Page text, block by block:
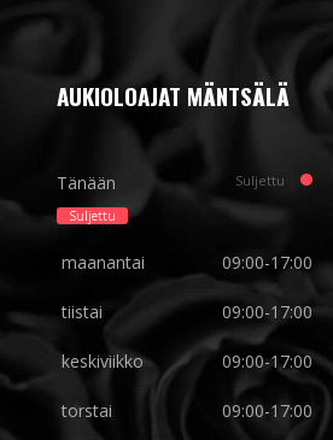
AUKIOLOAJAT MÄNTSÄLÄ
Tänään
Suljettu
Suljettu
maanantai 09:00-17:00
tiistai 09:00-17:00
keskiviikko 09:00-17:00
torstai 09:00-17:00